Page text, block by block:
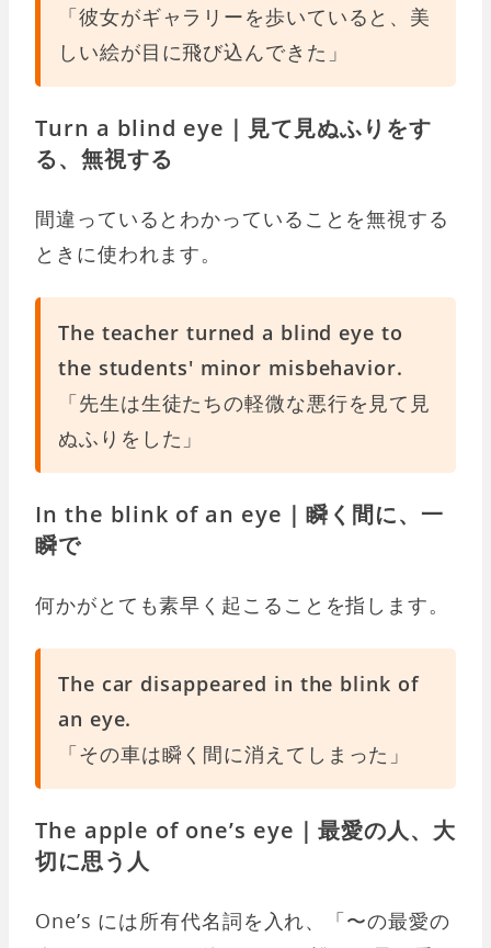
「彼女がギャラリーを歩いていると、美
しい絵が目に飛び込んできた」
Turn a blind eye｜見て見ぬふりをす
る、無視する
間違っているとわかっていることを無視する
ときに使われます。
The teacher turned a blind eye to
the students' minor misbehavior.
「先生は生徒たちの軽微な悪行を見て見
ぬふりをした」
In the blink of an eye｜瞬く間に、一
瞬で
何かがとても素早く起こることを指します。
The car disappeared in the blink of
an eye.
「その車は瞬く間に消えてしまった」
The apple of one’s eye｜最愛の人、大
切に思う人
One’s には所有代名詞を入れ、「〜の最愛の